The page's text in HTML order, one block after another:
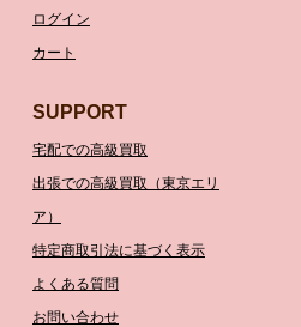
ログイン
カート
SUPPORT
宅配での高級買取
出張での高級買取（東京エリ
ア）
特定商取引法に基づく表示
よくある質問
お問い合わせ